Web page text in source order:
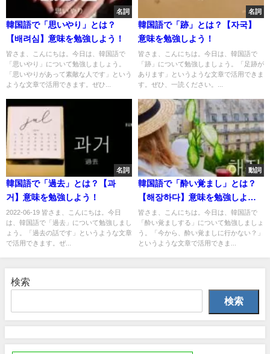
名詞
韓国語で「思いやり」とは？
【배려심】意味を勉強しよう！
皆さま、こんにちは。今日は、韓国語で
「思いやり」について勉強しましょう。
「思いやりがあって素敵な人です」という
ような文章で活用できます。ぜひ...
名詞
韓国語で「跡」とは？【자국】
意味を勉強しよう！
皆さま、こんにちは。今日は、韓国語で
「跡」について勉強しましょう。「足跡が
あります」というような文章で活用できま
す。ぜひ、一読ください。...
名詞
韓国語で「過去」とは？【과
거】意味を勉強しよう！
2022-06-19 皆さま、こんにちは。今日
は、韓国語で「過去」について勉強しまし
ょう。「過去の話です」というような文章
で活用できます。ぜ...
動詞
韓国語で「酔い覚まし」とは？
【해장하다】意味を勉強しよ
う！
皆さま、こんにちは。今日は、韓国語で
「酔い覚ましする」について勉強しましょ
う。「今から、酔い覚ましに行かない？」
というような文章で活用できま...
検索
検索